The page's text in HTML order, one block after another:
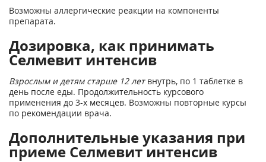
Возможны аллергические реакции на компоненты
препарата.
Дозировка, как принимать
Селмевит интенсив
Взрослым и детям старше 12 летвнутрь, по 1 таблетке в
день после еды. Продолжительность курсового
применения до 3-х месяцев. Возможны повторные курсы
по рекомендации врача.
Дополнительные указания при
приеме Селмевит интенсив